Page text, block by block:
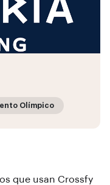
Olímpico
que usan Crossfy